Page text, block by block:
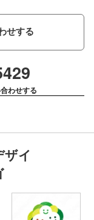
せする
わせする
ザイ